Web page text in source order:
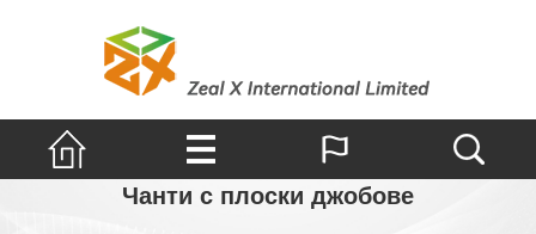
Чанти с плоски джобове